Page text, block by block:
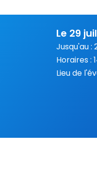
Le 29
Jusqu'au :
Horaires :
Lieu de